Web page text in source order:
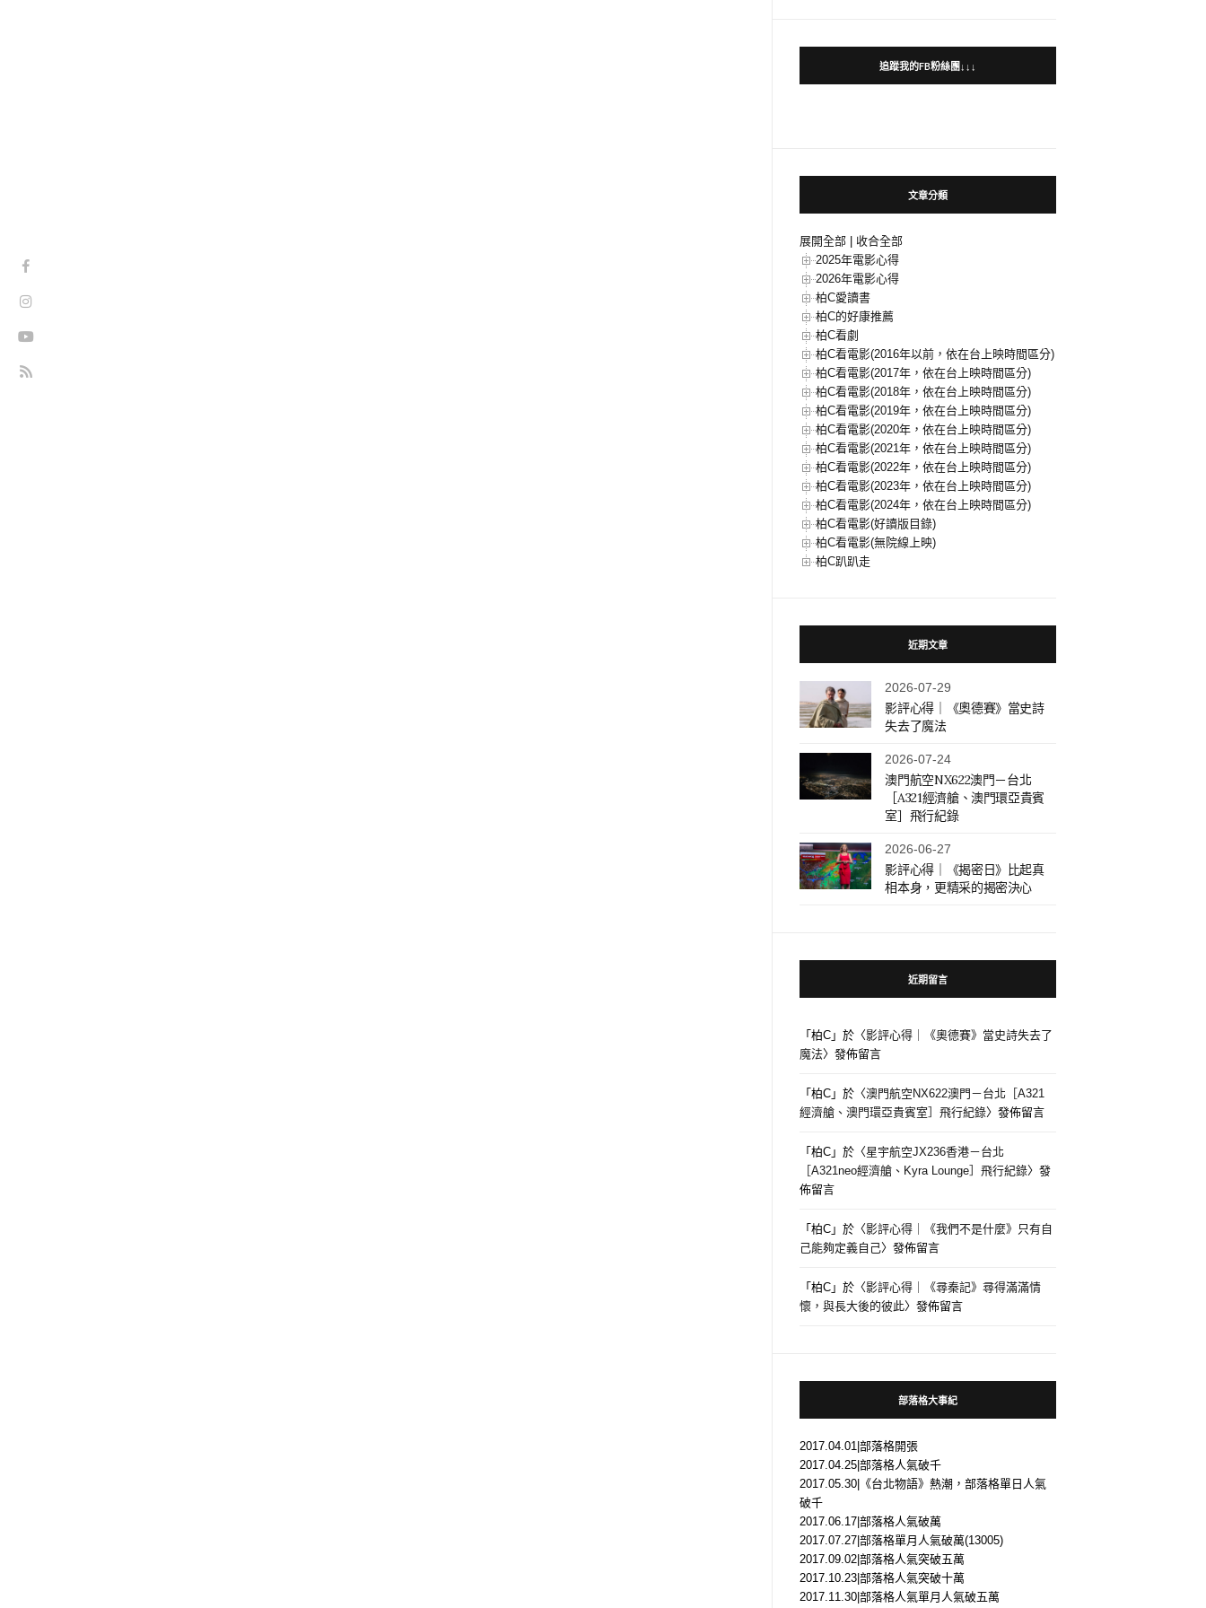
追蹤我的FB粉絲團↓↓↓
文章分類
展開全部
收合全部
2025年電影心得
2026年電影心得
柏C愛讀書
柏C的好康推薦
柏C看劇
柏C看電影(2016年以前，依在台上映時間區分)
柏C看電影(2017年，依在台上映時間區分)
柏C看電影(2018年，依在台上映時間區分)
柏C看電影(2019年，依在台上映時間區分)
柏C看電影(2020年，依在台上映時間區分)
柏C看電影(2021年，依在台上映時間區分)
柏C看電影(2022年，依在台上映時間區分)
柏C看電影(2023年，依在台上映時間區分)
柏C看電影(2024年，依在台上映時間區分)
柏C看電影(好讀版目錄)
柏C看電影(無院線上映)
柏C趴趴走
近期文章
2026-07-29
影評心得｜《奧德賽》當史詩
失去了魔法
2026-07-24
澳門航空NX622澳門－台北
［A321經濟艙、澳門環亞貴賓
室］飛行紀錄
2026-06-27
影評心得｜《揭密日》比起真
相本身，更精采的揭密決心
近期留言
「柏C 」於〈影評心得｜《奧德賽》當史詩失去了
魔法〉發佈留言
「柏C 」於〈澳門航空NX622澳門－台北［A321
經濟艙、澳門環亞貴賓室］飛行紀錄〉發佈留言
「柏C 」於〈星宇航空JX236香港－台北
［A321neo經濟艙、Kyra Lounge］飛行紀錄〉發
佈留言
「柏C 」於〈影評心得｜《我們不是什麼》只有自
己能夠定義自己〉發佈留言
「柏C 」於〈影評心得｜《尋秦記》尋得滿滿情
懷，與長大後的彼此〉發佈留言
部落格大事紀
2017.04.01|部落格開張
2017.04.25|部落格人氣破千
2017.05.30|《台北物語》熱潮，部落格單日人氣
破千
2017.06.17|部落格人氣破萬
2017.07.27|部落格單月人氣破萬(13005)
2017.09.02|部落格人氣突破五萬
2017.10.23|部落格人氣突破十萬
2017.11.30|部落格人氣單月人氣破五萬